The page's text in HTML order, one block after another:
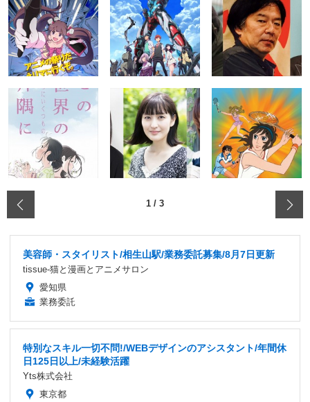
1 / 3
美容師・スタイリスト/相生山駅/業務委託募集/8月7日更新
tissue-猫と漫画とアニメサロン
愛知県
業務委託
特別なスキル一切不問!/WEBデザインのアシスタント/年間休
日125日以上/未経験活躍
Yts株式会社
東京都